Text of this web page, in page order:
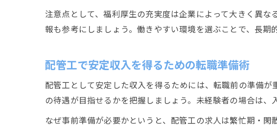
注意点として、福利厚生の充実度は企業によって大きく異
報も参考にしましょう。働きやすい環境を選ぶことで、長期
配管工で安定収入を得るための転職準備術
配管工として安定した収入を得るためには、転職前の準備
の待遇が目指せるかを把握しましょう。未経験者の場合は
なぜ事前準備が必要かというと、配管工の求人は繁忙期・